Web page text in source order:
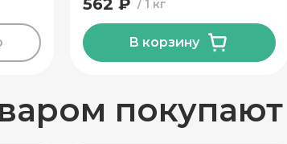
1 кг
562 ₽
В корзину
покупают
Подъезд